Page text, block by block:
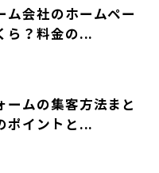
ム会社のホームペー
ら？料金の...
ームの集客方法まと
ポイントと...